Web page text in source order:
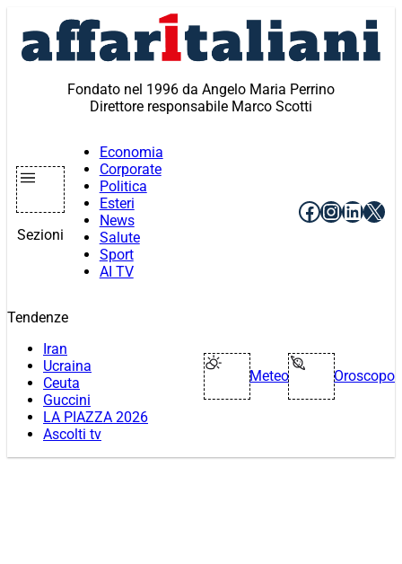
contenuto
Fondato nel 1996 da Angelo Maria Perrino
Direttore responsabile Marco Scotti
Sezioni
Economia
Corporate
Politica
Esteri
News
Salute
Sport
AI TV
Facebook
X
Tendenze
Iran
Ucraina
Ceuta
Guccini
LA PIAZZA 2026
Ascolti tv
Meteo Oroscopo